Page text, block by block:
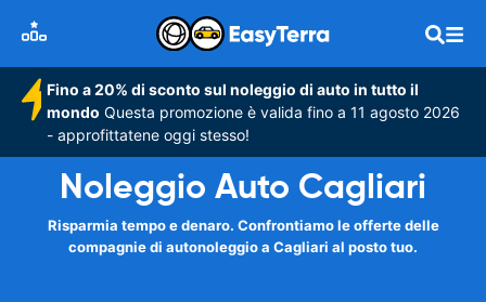
Fino a 20% di sconto sul noleggio di auto in tutto il
mondo Questa promozione è valida fino a 11 agosto 2026
- approfittatene oggi stesso!
Noleggio Auto Cagliari
Risparmia tempo e denaro. Confrontiamo le offerte delle
compagnie di autonoleggio a Cagliari al posto tuo.